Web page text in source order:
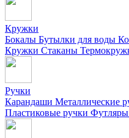
Кружки
Бокалы Бутылки для воды
Кружки Стаканы
Ручки
Карандаши Металлические
Пластиковые ручки Футляры